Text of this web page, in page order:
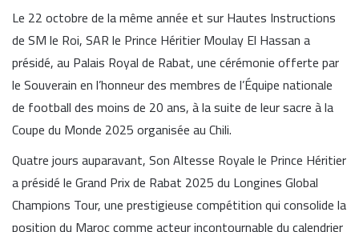
Le 22 octobre de la même année et sur Hautes Instructions
de SM le Roi, SAR le Prince Héritier Moulay El Hassan a
présidé, au Palais Royal de Rabat, une cérémonie offerte par
le Souverain en l’honneur des membres de l’Équipe nationale
de football des moins de 20 ans, à la suite de leur sacre à la
Coupe du Monde 2025 organisée au Chili.
Quatre jours auparavant, Son Altesse Royale le Prince Héritier
a présidé le Grand Prix de Rabat 2025 du Longines Global
Champions Tour, une prestigieuse compétition qui consolide la
position du Maroc comme acteur incontournable du calendrier